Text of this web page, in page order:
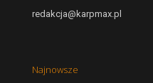
redakcja@karpmax.pl
Najnowsze